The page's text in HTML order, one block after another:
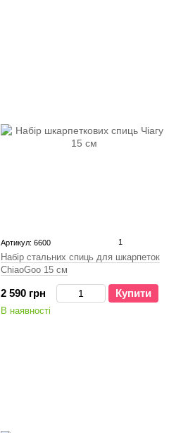
Артикул: 6600 1
Набір стальних спиць для шкарпеток
ChiaoGoo 15 см
2 590 грн Купити
В наявності